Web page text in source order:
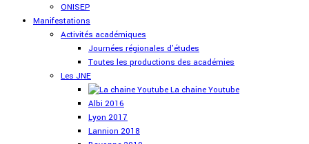
ONISEP
Manifestations
Activités académiques
Journées régionales d'études
Toutes les productions des académies
Les JNE
La chaine Youtube
Albi 2016
Lyon 2017
Lannion 2018